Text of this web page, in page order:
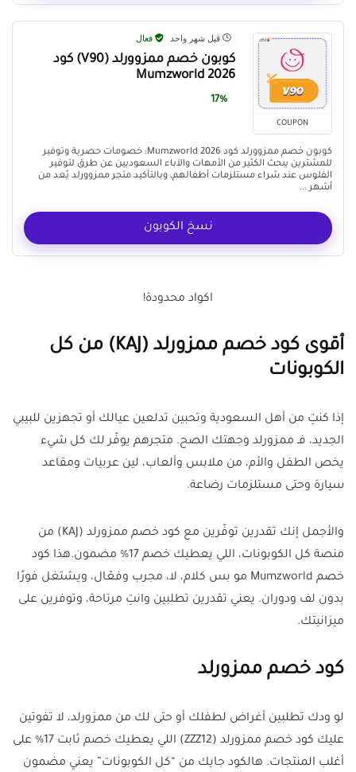
COUPON
قبل شهر واحد فعال
كوبون خصم ممزوورلد (V90) كود
Mumzworld 2026
17%
كوبون خصم ممزوورلد كود Mumzworld 2026: خصومات حصرية وتوفير
للمشترين يبحث الكثير من الأمهات والآباء السعوديين عن طرق لتوفير
الفلوس عند شراء مستلزمات أطفالهم، وبالتأكيد متجر ممزوورلد يُعد من
أشهر ...
نسخ الكوبون
اكواد محدودة!
أقوى كود خصم ممزورلد (KAJ) من كل
الكوبونات
إذا كنتِ من أهل السعودية وتحبين تدلعين عيالك أو تجهزين للبيبي
الجديد، فـ ممزورلد وجهتك الصح. متجرهم يوفّر لك كل شيء
يخص الطفل والأم، من ملابس وألعاب، لين عربيات ومقاعد
سيارة وحتى مستلزمات رضاعة.
والأجمل إنك تقدرين توفّرين مع كود خصم ممزورلد (KAJ) من
منصة كل الكوبونات، اللي يعطيك خصم 17% مضمون.هذا كود
خصم Mumzworld مو بس كلام، لا، مجرب وفعّال، ويشتغل فورًا
بدون لف ودوران. يعني تقدرين تطلبين وانتِ مرتاحة، وتوفرين على
ميزانيتك.
كود خصم ممزورلد
لو ودك تطلبين أغراض لطفلك أو حتى لك من ممزورلد، لا تفوتين
عليك كود خصم ممزورلد (ZZZ12) اللي يعطيك خصم ثابت 17% على
أغلب المنتجات. هالكود جايك من “كل الكوبونات” يعني مضمون